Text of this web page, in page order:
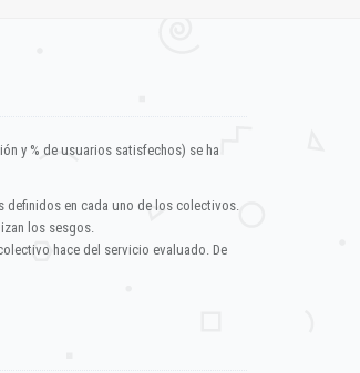
y % de usuarios satisfechos) se ha
definidos en cada uno de los colectivos.
los sesgos.
hace del servicio evaluado. De